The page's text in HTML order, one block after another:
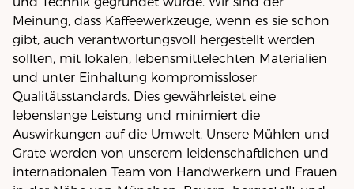
Meinung, dass Kaffeewerkzeuge, wenn es sie schon
gibt, auch verantwortungsvoll hergestellt werden
sollten, mit lokalen, lebensmittelechten Materialien
und unter Einhaltung kompromissloser
Qualitätsstandards. Dies gewährleistet eine
lebenslange Leistung und minimiert die
Auswirkungen auf die Umwelt. Unsere Mühlen und
Grate werden von unserem leidenschaftlichen und
internationalen Team von Handwerkern und Frauen